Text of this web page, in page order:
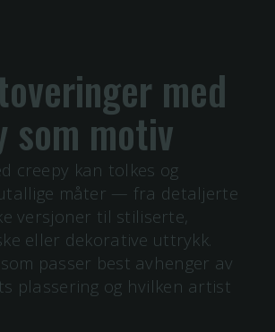
med
som motiv
creepy kan tolkes og
måter — fra detaljerte
versjoner til stiliserte,
eller dekorative uttrykk.
passer best avhenger av
plassering og hvilken artist